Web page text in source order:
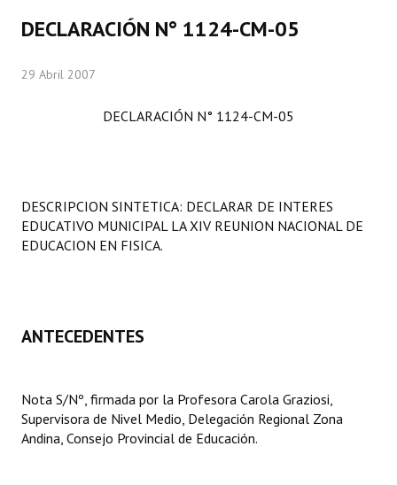
Comisiones Especiales
LEGISLACIÓN
Carta Orgánica 2007
Digesto
DECLARACIÓN N° 1124-CM-05
29 Abril 2007
DECLARACIÓN N° 1124-CM-05
DESCRIPCION SINTETICA: DECLARAR DE INTERES
EDUCATIVO MUNICIPAL LA XIV REUNION NACIONAL DE
EDUCACION EN FISICA.
ANTECEDENTES
Nota S/Nº, firmada por la Profesora Carola Graziosi,
Supervisora de Nivel Medio, Delegación Regional Zona
Andina, Consejo Provincial de Educación.